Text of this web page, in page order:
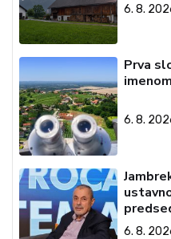
6. 8.
Prva
6. 8.
6. 8.